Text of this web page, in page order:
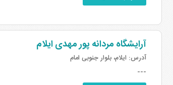
آرایشگاه مردانه پور مهدی ایلام
آدرس: ایلام، بلوار جنوبی امام
---